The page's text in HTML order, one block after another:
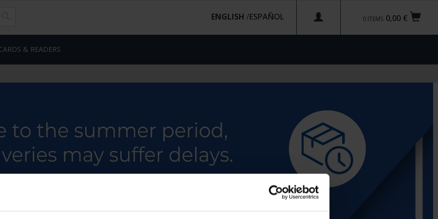
0,00 €
0 ITEMS
ENGLISH /
& READERS